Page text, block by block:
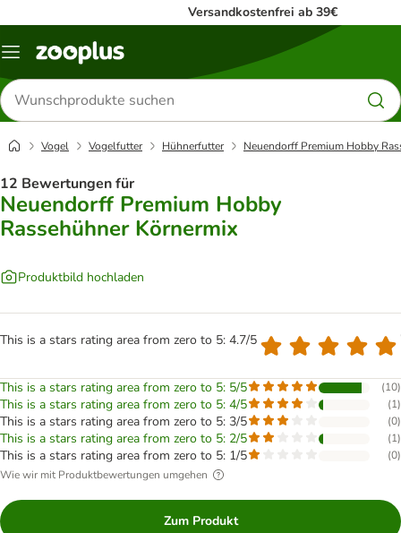
Versandkostenfrei ab 39€
Menü
Produkte
suchen
Vogel Vogelfutter Hühnerfutter Neuendorff Premium Hobby
12 Bewertungen für
Neuendorff Premium Hobby
Rassehühner Körnermix
Produktbild hochladen
This is a stars rating area from zero to 5: 4.7/5
This is a stars rating area from zero to 5: 5/5 (10)
This is a stars rating area from zero to 5: 4/5 (1)
This is a stars rating area from zero to 5: 3/5 (0)
This is a stars rating area from zero to 5: 2/5 (1)
This is a stars rating area from zero to 5: 1/5 (0)
Wie wir mit Produktbewertungen umgehen
Zum Produkt